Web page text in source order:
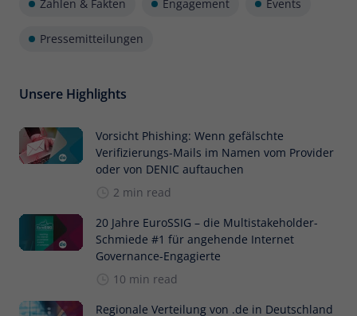
Zahlen & Fakten Engagement Events
Pressemitteilungen
Unsere Highlights
Vorsicht Phishing: Wenn gefälschte
Verifizierungs-Mails im Namen vom Provider
oder von DENIC auftauchen
2 min read
20 Jahre EuroSSIG – die Multistakeholder-
Schmiede #1 für angehende Internet
Governance-Engagierte
10 min read
Regionale Verteilung von .de in Deutschland